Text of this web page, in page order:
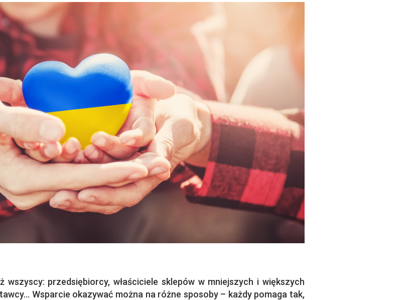
wszyscy: przedsiębiorcy, właściciele sklepów w mniejszych i większych
Wsparcie okazywać można na różne sposoby – każdy pomaga tak,